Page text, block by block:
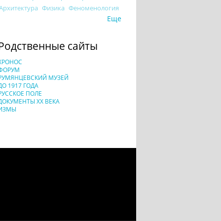
Физика Феноменология
Еще
сайты
МУЗЕЙ
1917 ГОДА
ПОЛЕ
XX ВЕКА